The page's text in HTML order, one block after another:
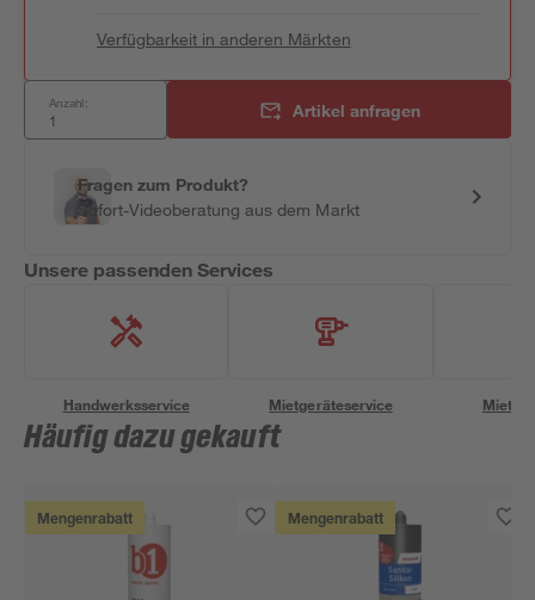
Verfügbarkeit in anderen Märkten
Anzahl: Artikel anfragen
Fragen zum Produkt?
Sofort-Videoberatung aus dem Markt
Unsere passenden Services
Handwerksservice Mietgeräteservice
Häufig dazu gekauft
Mengenrabatt Mengenrabatt